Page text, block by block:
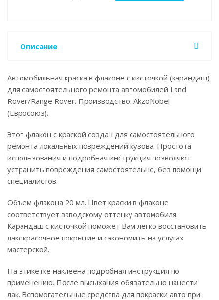
Описание
Автомобильная краска в флаконе с кисточкой (карандаш)
для самостоятельного ремонта автомобилей Land
Rover/Range Rover. Производство: AkzoNobel
(Евросоюз).
Этот флакон с краской создан для самостоятельного
ремонта локальных повреждений кузова. Простота
использования и подробная инструкция позволяют
устранить повреждения самостоятельно, без помощи
специалистов.
Объем флакона 20 мл. Цвет краски в флаконе
соответствует заводскому оттенку автомобиля.
Карандаш с кисточкой поможет Вам легко восстановить
лакокрасочное покрытие и сэкономить на услугах
мастерской.
На этикетке наклеена подробная инструкция по
применению. После высыхания обязательно нанести
лак. Вспомогательные средства для покраски авто при